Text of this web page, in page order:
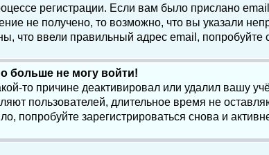
регистрации. Если вам было прислано
не получено, то возможно, что вы указали
что ввели правильный адрес email, попробуйте
больше не могу войти!
то причине деактивировал или удалил вашу
пользователей, длительное время не
попробуйте зарегистрироваться снова и